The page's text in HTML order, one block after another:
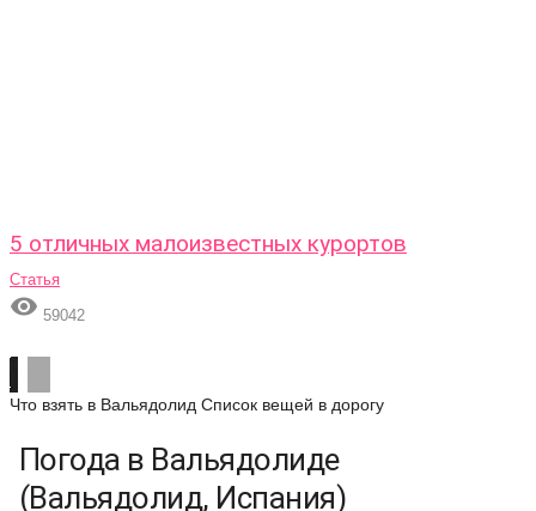
5 отличных малоизвестных курортов
Статья
 59042
Что взять в Вальядолид Список вещей в дорогу
Погода в Вальядолиде
(Вальядолид, Испания)